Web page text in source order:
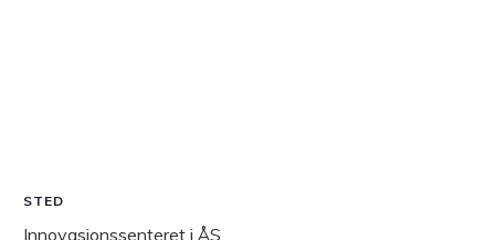
STED
Innovasjonssenteret i ÅS